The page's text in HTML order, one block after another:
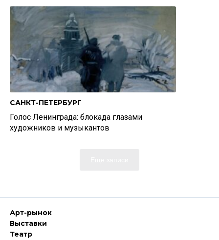
САНКТ-ПЕТЕРБУРГ
Голос Ленинграда: блокада глазами
художников и музыкантов
Арт-рынок
Выставки
Театр